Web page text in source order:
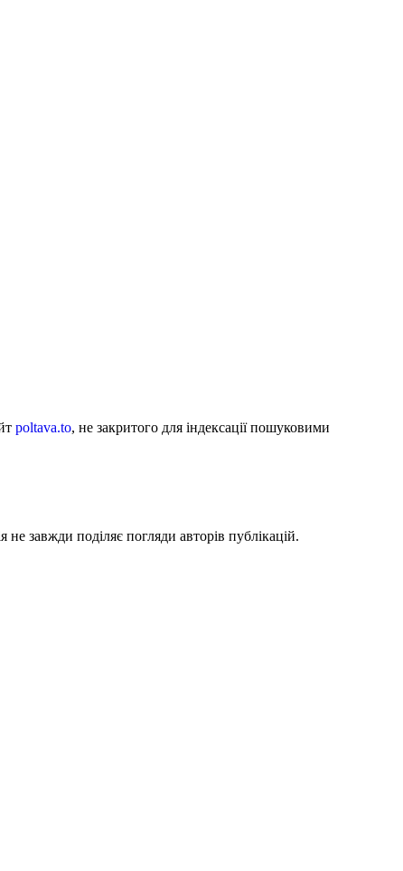
poltava.to, не закритого для індексації пошуковими
завжди поділяє погляди авторів публікацій.